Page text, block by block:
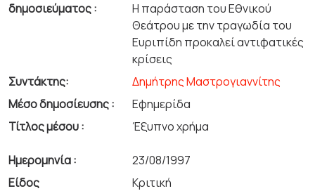
δημοσιεύματος :
Η παράσταση του Εθνικού
Θεάτρου με την τραγωδία του
Ευριπίδη προκαλεί αντιφατικές
κρίσεις
Συντάκτης:
Δημήτρης Μαστρογιαννίτης
Μέσο δημοσίευσης :
Εφημερίδα
Τίτλος μέσου :
Έξυπνο χρήμα
Ημερομηνία :
23/08/1997
Είδος
Κριτική